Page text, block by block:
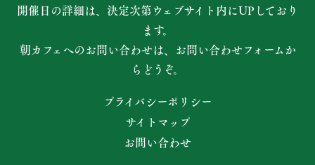
開催日の詳細は、決定次第ウェブサイト内にUPしており
ます。
朝カフェへのお問い合わせは、お問い合わせフォームか
らどうぞ。
プライバシーポリシー
サイトマップ
お問い合わせ